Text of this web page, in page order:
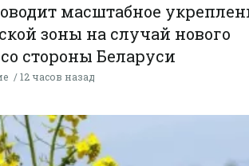
масштабное
зоны на случай нового
стороны Беларуси
12 часов назад